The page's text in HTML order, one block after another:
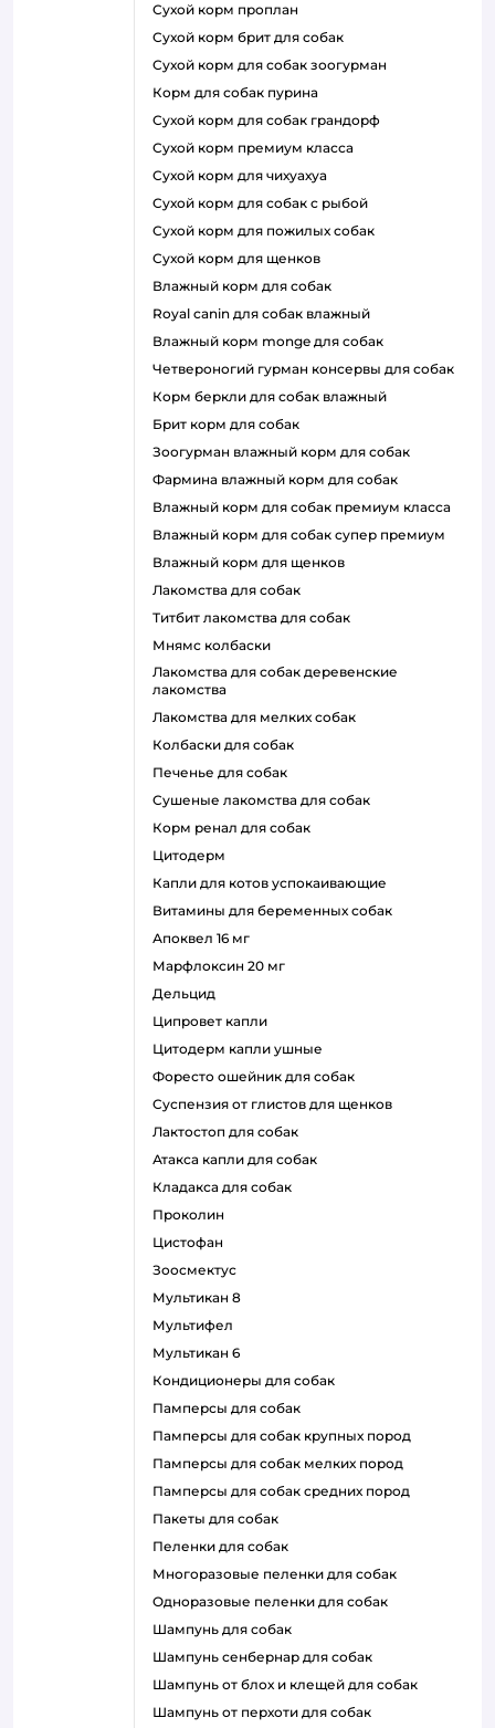
сухой корм проплан
сухой корм брит для собак
сухой корм для собак зоогурман
корм для собак пурина
сухой корм для собак грандорф
сухой корм премиум класса
сухой корм для чихуахуа
сухой корм для собак с рыбой
сухой корм для пожилых собак
сухой корм для щенков
влажный корм для собак
royal canin для собак влажный
влажный корм monge для собак
четвероногий гурман консервы для собак
корм беркли для собак влажный
брит корм для собак
зоогурман влажный корм для собак
фармина влажный корм для собак
влажный корм для собак премиум класса
влажный корм для собак супер премиум
влажный корм для щенков
лакомства для собак
титбит лакомства для собак
мнямс колбаски
лакомства для собак деревенские
лакомства
лакомства для мелких собак
колбаски для собак
печенье для собак
сушеные лакомства для собак
корм ренал для собак
цитодерм
капли для котов успокаивающие
витамины для беременных собак
апоквел 16 мг
марфлоксин 20 мг
дельцид
ципровет капли
цитодерм капли ушные
форесто ошейник для собак
суспензия от глистов для щенков
лактостоп для собак
атакса капли для собак
кладакса для собак
проколин
цистофан
зоосмектус
мультикан 8
мультифел
мультикан 6
кондиционеры для собак
памперсы для собак
памперсы для собак крупных пород
памперсы для собак мелких пород
памперсы для собак средних пород
пакеты для собак
пеленки для собак
многоразовые пеленки для собак
одноразовые пеленки для собак
шампунь для собак
шампунь сенбернар для собак
шампунь от блох и клещей для собак
шампунь от перхоти для собак